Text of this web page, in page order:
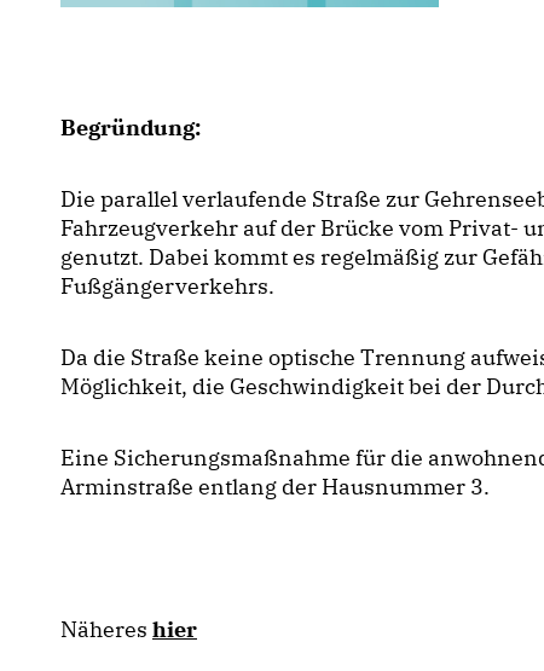
Begründung:
Die parallel verlaufende Straße zur
Fahrzeugverkehr auf der Brücke vom Privat-
genutzt. Dabei kommt es regelmäßig zur
Fußgängerverkehrs.
Da die Straße keine optische Trennung
Möglichkeit, die Geschwindigkeit bei der
Eine Sicherungsmaßnahme für die
Arminstraße entlang der Hausnummer 3.
Näheres hier